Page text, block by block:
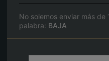
No solemos enviar más
palabra: BAJA